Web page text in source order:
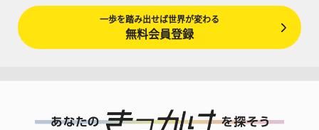
一歩を踏み出せば世界が変わる
無料会員登録